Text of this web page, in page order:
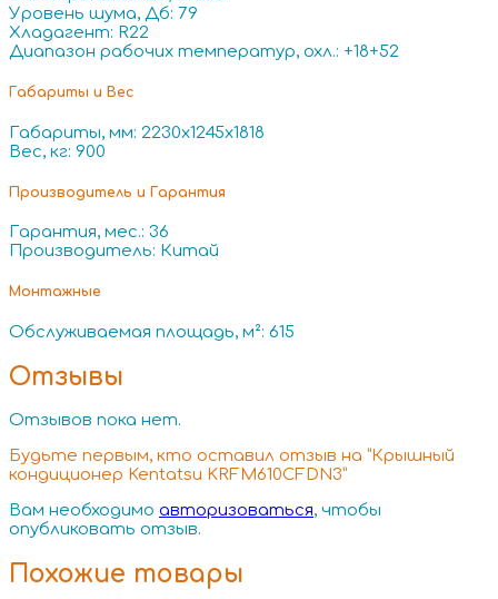
Уровень шума, Дб: 79
Хладагент: R22
Диапазон рабочих температур, охл.: +18+52
Габариты и Вес
Габариты, мм: 2230x1245x1818
Вес, кг: 900
Производитель и Гарантия
Гарантия, мес.: 36
Производитель: Китай
Монтажные
Обслуживаемая площадь, м²: 615
Отзывы
Отзывов пока нет.
Будьте первым, кто оставил отзыв на “Крышный
кондиционер Kentatsu KRFM610CFDN3”
Вам необходимо авторизоваться, чтобы
опубликовать отзыв.
Похожие товары